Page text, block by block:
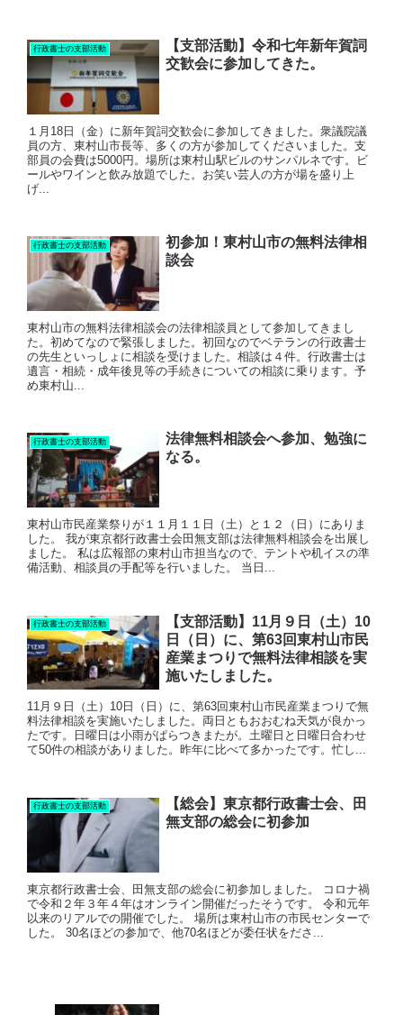
行政書士の支部活動
【支部活動】令和七年新年賀詞
交歓会に参加してきた。
１月18日（金）に新年賀詞交歓会に参加してきました。衆議院議
員の方、東村山市長等、多くの方が参加してくださいました。支
部員の会費は5000円。場所は東村山駅ビルのサンパルネです。ビ
ールやワインと飲み放題でした。お笑い芸人の方が場を盛り上
げ...
行政書士の支部活動
初参加！東村山市の無料法律相
談会
東村山市の無料法律相談会の法律相談員として参加してきまし
た。初めてなので緊張しました。初回なのでベテランの行政書士
の先生といっしょに相談を受けました。相談は４件。行政書士は
遺言・相続・成年後見等の手続きについての相談に乗ります。予
め東村山...
行政書士の支部活動
法律無料相談会へ参加、勉強に
なる。
東村山市民産業祭りが１１月１１日（土）と１２（日）にありま
した。 我が東京都行政書士会田無支部は法律無料相談会を出展し
ました。 私は広報部の東村山市担当なので、テントや机イスの準
備活動、相談員の手配等を行いました。 当日...
行政書士の支部活動
【支部活動】11月９日（土）10
日（日）に、第63回東村山市民
産業まつりで無料法律相談を実
施いたしました。
11月９日（土）10日（日）に、第63回東村山市民産業まつりで無
料法律相談を実施いたしました。両日ともおおむね天気が良かっ
たです。日曜日は小雨がぱらつきまたが。土曜日と日曜日合わせ
て50件の相談がありました。昨年に比べて多かったです。忙し...
行政書士の支部活動
【総会】東京都行政書士会、田
無支部の総会に初参加
東京都行政書士会、田無支部の総会に初参加しました。 コロナ禍
で令和２年３年４年はオンライン開催だったそうです。 令和元年
以来のリアルでの開催でした。 場所は東村山市の市民センターで
した。 30名ほどの参加で、他70名ほどが委任状をださ...